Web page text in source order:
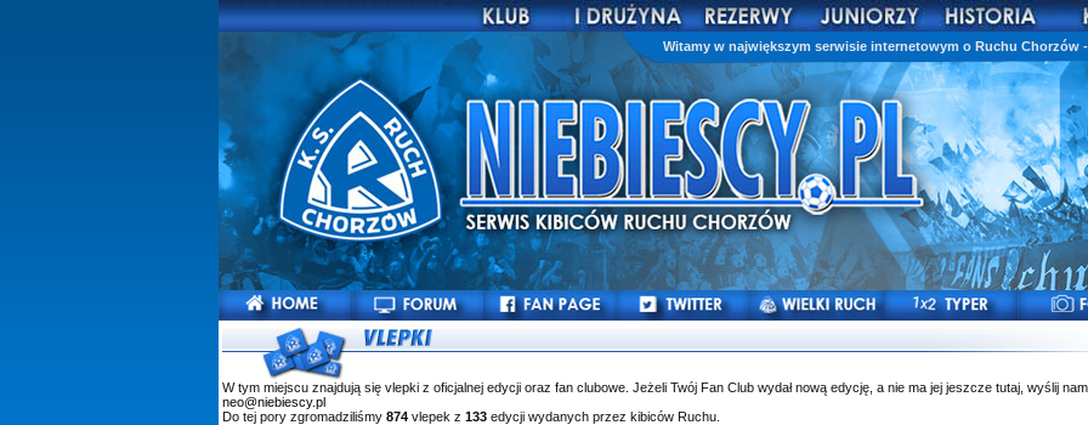
Witamy w największym serwisie internetowym o Ruchu Chorzów
W tym miejscu znajdują się vlepki z oficjalnej edycji oraz fan clubowe. Jeżeli Twój Fan Club wydał nową edycję, a nie ma jej jeszcze tutaj, wyślij
neo@niebiescy.pl
Do tej pory zgromadziliśmy 874vlepek z 133edycji wydanych przez kibiców Ruchu.